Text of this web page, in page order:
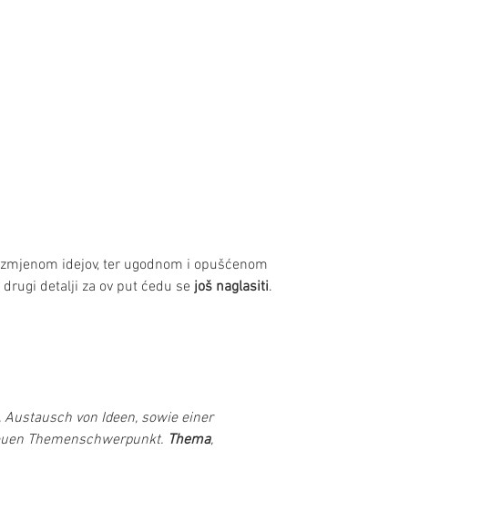
idejov, ter ugodnom i opušćenom
detalji za ov put ćedu se još naglasiti.
von Ideen, sowie einer
Themenschwerpunkt. Thema,